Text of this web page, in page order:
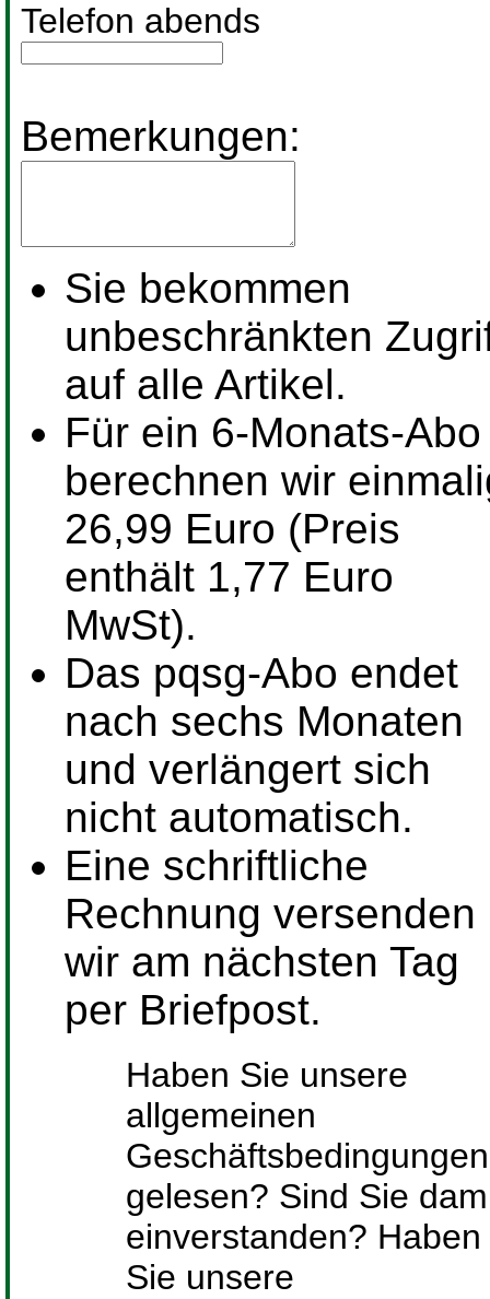
Telefon abends
Bemerkungen:
Sie bekommen
unbeschränkten
auf alle Artikel.
Für ein 6-Monats-Abo
berechnen wir
26,99 Euro (Preis
enthält 1,77 Euro
MwSt).
Das pqsg-Abo endet
nach sechs Monaten
und verlängert sich
nicht automatisch.
Eine schriftliche
Rechnung versenden
wir am nächsten Tag
per Briefpost.
Haben Sie unsere
allgemeinen
Geschäftsbedingungen
gelesen? Sind Sie
einverstanden? Haben
Sie unsere